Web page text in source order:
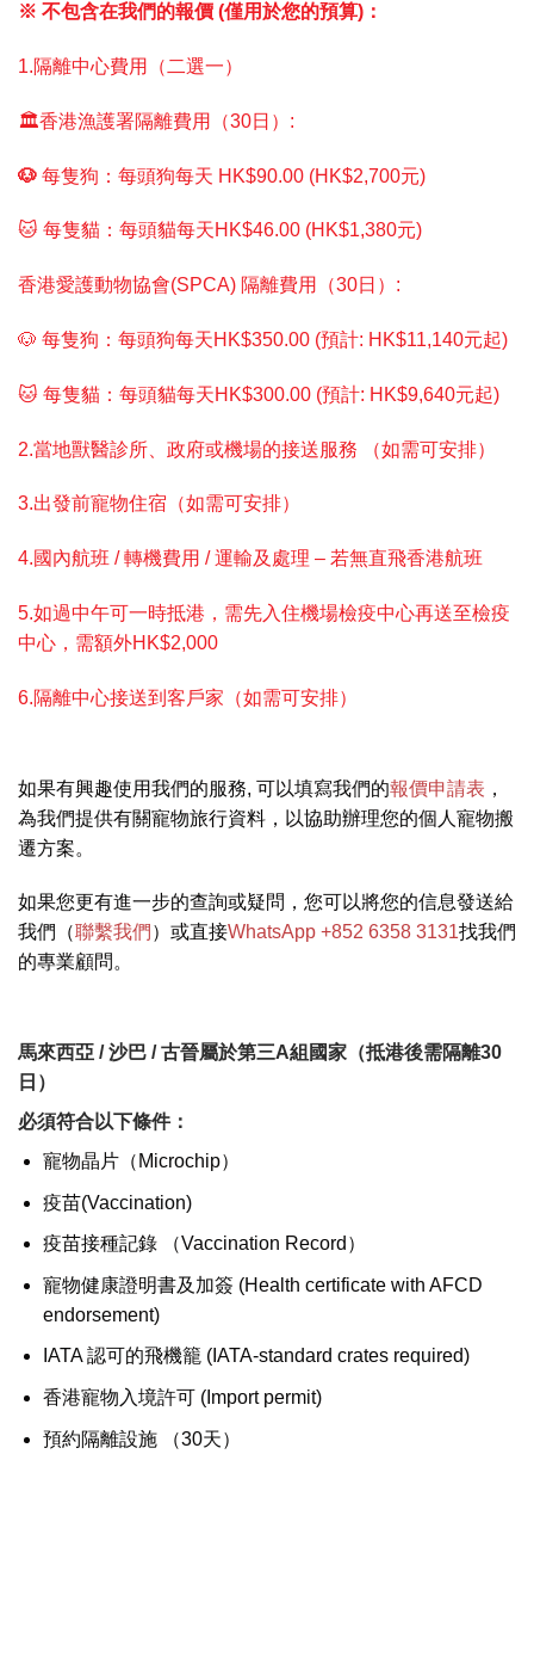
※ 不包含在我們的報價 (僅用於您的預算)：
1.隔離中心費用（二選一）
🏛️香港漁護署隔離費用（30日）:
🐶 每隻狗：每頭狗每天 HK$90.00 (HK$2,700元)
🐱 每隻貓：每頭貓每天HK$46.00 (HK$1,380元)
香港愛護動物協會(SPCA) 隔離費用（30日）:
🐶 每隻狗：每頭狗每天HK$350.00 (預計: HK$11,140元起)
🐱 每隻貓：每頭貓每天HK$300.00 (預計: HK$9,640元起)
2.當地獸醫診所、政府或機場的接送服務 （如需可安排）
3.出發前寵物住宿（如需可安排）
4.國內航班 / 轉機費用 / 運輸及處理 – 若無直飛香港航班
5.如過中午可一時抵港，需先入住機場檢疫中心再送至檢疫
中心，需額外HK$2,000
6.隔離中心接送到客戶家（如需可安排）
如果有興趣使用我們的服務, 可以填寫我們的報價申請表 ，
為我們提供有關寵物旅行資料，以協助辦理您的個人寵物搬
遷方案。
如果您更有進一步的查詢或疑問，您可以將您的信息發送給
我們（聯繫我們 ）或直接WhatsApp +852 6358 3131找我們
的專業顧問。
馬來西亞 / 沙巴 / 古晉屬於第三A組國家（抵港後需隔離30
日）
必須符合以下條件：
寵物晶片（Microchip）
疫苗(Vaccination)
疫苗接種記錄 （Vaccination Record）
寵物健康證明書及加簽 (Health certificate with AFCD
endorsement)
IATA 認可的飛機籠 (IATA-standard crates required)
香港寵物入境許可 (Import permit)
預約隔離設施 （30天）